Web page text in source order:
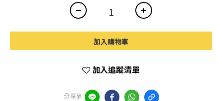
加入購物車
加入追蹤清單
分享到